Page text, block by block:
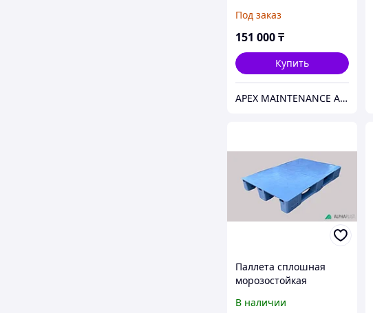
HealthRun
Под заказ
151 000₸
Купить
APEX MAINTENANCE AND SUPPLY SOLUTIONS
Паллета сплошная
морозостойкая
В наличии